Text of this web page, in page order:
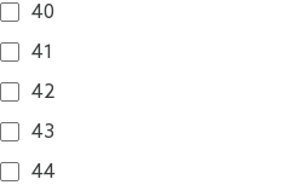
40
41
42
43
44